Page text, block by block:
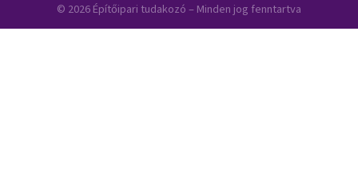
© 2026 Építőipari tudakozó – Minden jog fenntartva